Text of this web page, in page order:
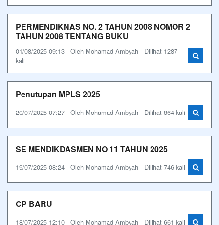
PERMENDIKNAS NO. 2 TAHUN 2008 NOMOR 2
TAHUN 2008 TENTANG BUKU
01/08/2025 09:13 - Oleh Mohamad Ambyah - Dilihat 1287
kali
Penutupan MPLS 2025
20/07/2025 07:27 - Oleh Mohamad Ambyah - Dilihat 864 kali
SE MENDIKDASMEN NO 11 TAHUN 2025
19/07/2025 08:24 - Oleh Mohamad Ambyah - Dilihat 746 kali
CP BARU
18/07/2025 12:10 - Oleh Mohamad Ambyah - Dilihat 661 kali